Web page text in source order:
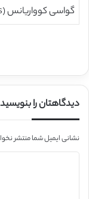
گواسی کوواریانس (GMMs) با (? = 5) استفاده می شود.
دیدگاهتان را بنویسید
نشانی ایمیل شما منتشر